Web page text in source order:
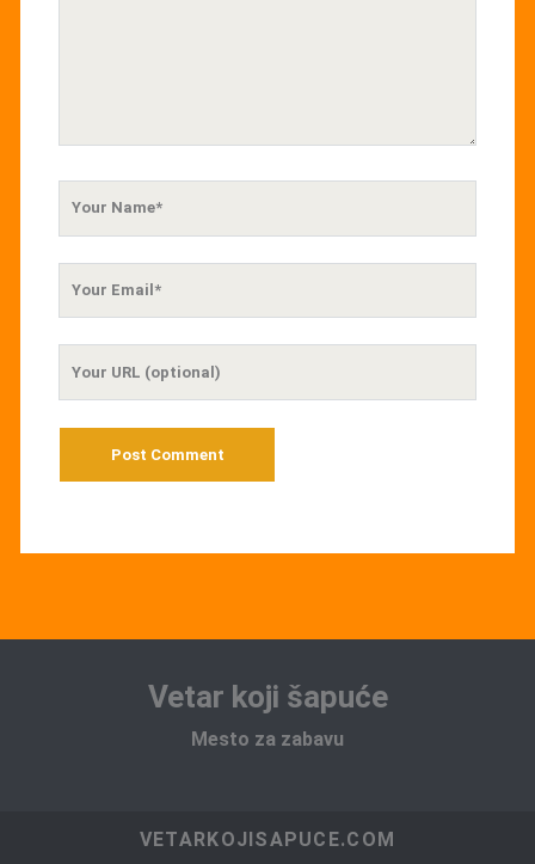
Vetar koji šapuće
Mesto za zabavu
VETARKOJISAPUCE.COM